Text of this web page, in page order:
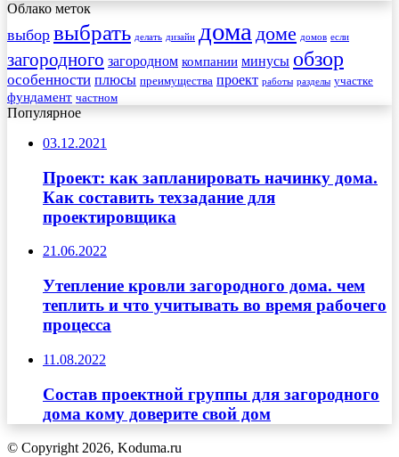
Облако меток
выбор выбрать делать дизайн дома доме домов если
загородного загородном компании минусы обзор
особенности плюсы преимущества проект работы разделы участке
фундамент частном
Популярное
03.12.2021
Проект: как запланировать начинку дома.
Как составить техзадание для
проектировщика
21.06.2022
Утепление кровли загородного дома. чем
теплить и что учитывать во время рабочего
процесса
11.08.2022
Состав проектной группы для загородного
дома кому доверите свой дом
© Copyright 2026, Koduma.ru